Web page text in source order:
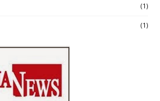
(1)
(1)